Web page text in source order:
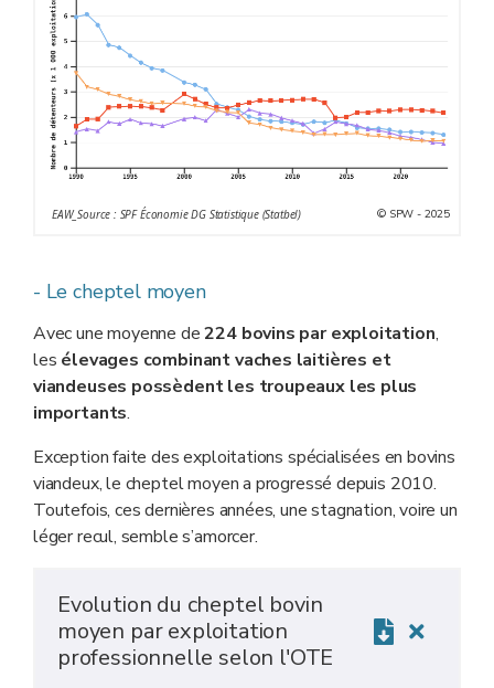
EAW_Source : SPF Économie DG Statistique (Statbel) © SPW - 2025
- Le cheptel moyen
Avec une moyenne de224 bovins par exploitation,
les élevages combinant vaches laitières et
viandeuses possèdent les troupeaux les plus
importants.
Exception faite des exploitations spécialisées en bovins
viandeux, le cheptel moyen a progressé depuis 2010.
Toutefois, ces dernières années, une stagnation, voire un
léger recul, semble s’amorcer.
Evolution du cheptel bovin
moyen par exploitation
professionnelle selon l'OTE